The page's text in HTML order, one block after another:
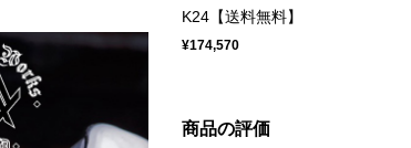
K24【送料無料】
¥174,570
商品の評価